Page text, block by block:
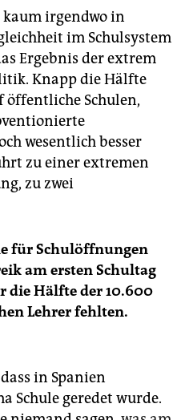
irgendwo in
im Schulsystem
Ergebnis der extrem
Knapp die Hälfte
öffentliche Schulen,
wesentlich besser
zu einer extremen
zu zwei
für Schulöffnungen
am ersten Schultag
die Hälfte der 10.600
Lehrer fehlten.
in Spanien
Schule geredet wurde.